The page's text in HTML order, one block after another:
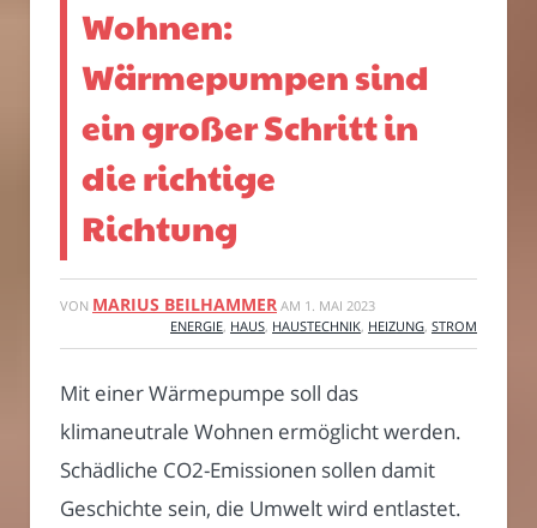
Wohnen:
Wärmepumpen sind
ein großer Schritt in
die richtige
Richtung
VON MARIUS BEILHAMMER AM 1. MAI 2023
ENERGIE HAUS HAUSTECHNIK HEIZUNG STROM
Mit einer Wärmepumpe soll das
klimaneutrale Wohnen ermöglicht werden.
Schädliche CO2-Emissionen sollen damit
Geschichte sein, die Umwelt wird entlastet.